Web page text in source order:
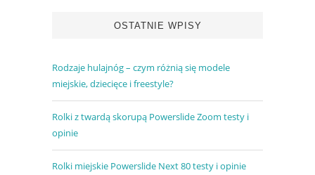
OSTATNIE WPISY
Rodzaje hulajnóg – czym różnią się modele
miejskie, dziecięce i freestyle?
Rolki z twardą skorupą Powerslide Zoom testy i
opinie
Rolki miejskie Powerslide Next 80 testy i opinie